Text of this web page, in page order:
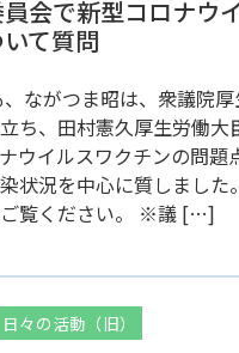
会で新型コロナウ
て質問
ながつま昭は、衆議院
ち、田村憲久厚生労働大
ウイルスワクチンの問題
状況を中心に質しまし
ご覧ください。 ※議 […]
日々の活動（旧）